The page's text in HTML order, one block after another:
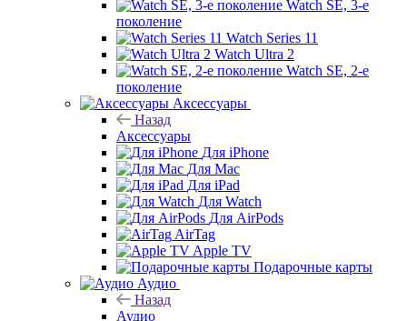
Watch SE, 3-е
поколение
Watch Series 11
Watch Ultra 2
Watch SE, 2-е
поколение
Аксессуары
Назад
Аксессуары
Для iPhone
Для Mac
Для iPad
Для Watch
Для AirPods
AirTag
Apple TV
Подарочные карты
Аудио
Назад
Аудио